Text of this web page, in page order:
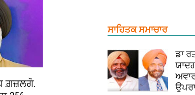
ਗ਼ਜ਼ਲਗੋ.
ਸਾਹਿਤਕ ਸਮਾਚਾਰ
ਡਾ